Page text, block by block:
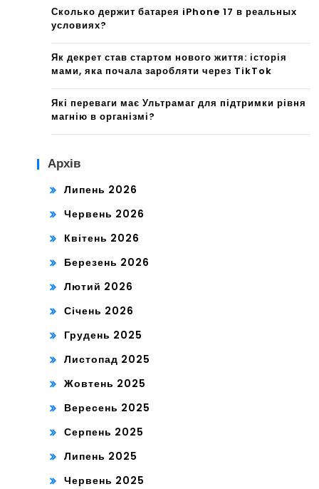
Сколько держит батарея iPhone 17 в реальных
условиях?
Як декрет став стартом нового життя: історія
мами, яка почала заробляти через TikTok
Які переваги має Ультрамаг для підтримки рівня
магнію в організмі?
Архів
Липень 2026
Червень 2026
Квітень 2026
Березень 2026
Лютий 2026
Січень 2026
Грудень 2025
Листопад 2025
Жовтень 2025
Вересень 2025
Серпень 2025
Липень 2025
Червень 2025